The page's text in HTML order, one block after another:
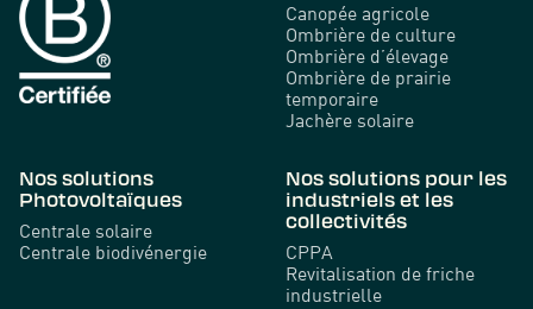
Canopée agricole
Ombrière de culture
Ombrière d’élevage
Ombrière de prairie
temporaire
Jachère solaire
Nos solutions
Photovoltaïques
Centrale solaire
Centrale biodivénergie
Nos solutions pour les
industriels et les
collectivités
CPPA
Revitalisation de friche
industrielle